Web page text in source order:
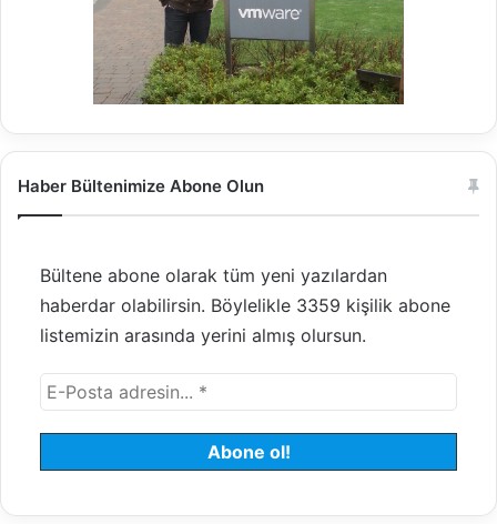
Haber Bültenimize Abone Olun
Bültene abone olarak tüm yeni yazılardan
haberdar olabilirsin. Böylelikle 3359 kişilik abone
listemizin arasında yerini almış olursun.